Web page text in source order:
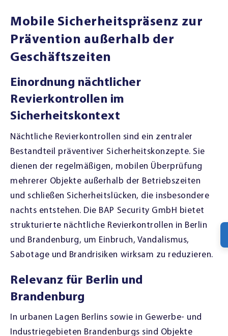
Mobile Sicherheitspräsenz zur
Prävention außerhalb der
Geschäftszeiten
Einordnung nächtlicher
Revierkontrollen im
Sicherheitskontext
Nächtliche Revierkontrollen sind ein zentraler
Bestandteil präventiver Sicherheitskonzepte. Sie
dienen der regelmäßigen, mobilen Überprüfung
mehrerer Objekte außerhalb der Betriebszeiten
und schließen Sicherheitslücken, die insbesondere
nachts entstehen. Die BAP Security GmbH bietet
strukturierte nächtliche Revierkontrollen in Berlin
und Brandenburg, um Einbruch, Vandalismus,
Sabotage und Brandrisiken wirksam zu reduzieren.
Relevanz für Berlin und
Brandenburg
In urbanen Lagen Berlins sowie in Gewerbe- und
Industriegebieten Brandenburgs sind Objekte